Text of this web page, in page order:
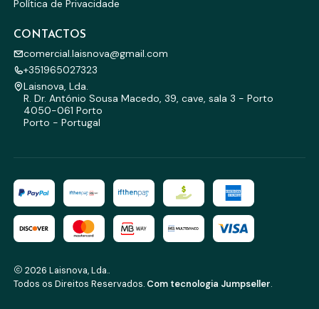
Política de Privacidade
CONTACTOS
comercial.laisnova@gmail.com
+351965027323
Laisnova, Lda.
R. Dr. António Sousa Macedo, 39, cave, sala 3 - Porto
4050-061 Porto
Porto - Portugal
2026 Laisnova, Lda..
Todos os Direitos Reservados. Com tecnologia Jumpseller.